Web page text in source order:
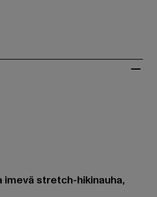
stretch-hikinauha,